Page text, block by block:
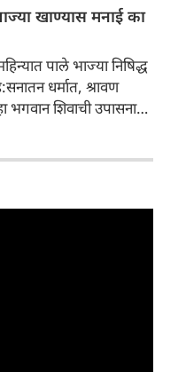
परिणाम होऊ शकतो.
निस्तेजपणा, मुरुमे
यांसारख्या समस्या
खाण्यास मनाई का
पाले भाज्या निषिद्ध
धर्मात, श्रावण
भगवान शिवाची उपासना
आणि सात्विक जीवनशैलीचे